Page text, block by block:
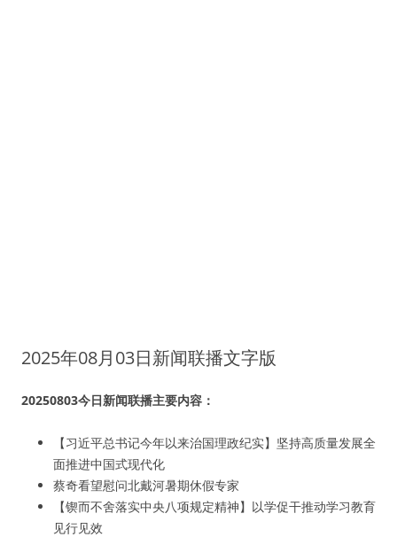
2025年08月03日新闻联播文字版
20250803今日新闻联播主要内容：
【习近平总书记今年以来治国理政纪实】坚持高质量发展全
面推进中国式现代化
蔡奇看望慰问北戴河暑期休假专家
【锲而不舍落实中央八项规定精神】以学促干推动学习教育
见行见效